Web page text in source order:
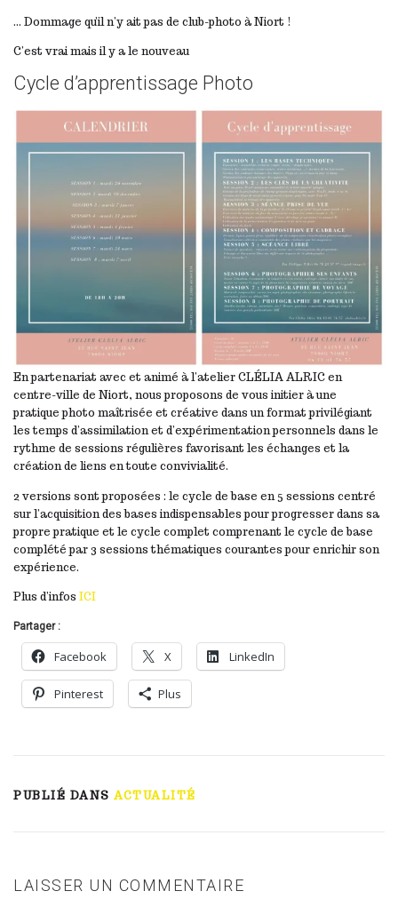
… Dommage qu’il n’y ait pas de club-photo à Niort !
C’est vrai mais il y a le nouveau
Cycle d’apprentissage Photo
En partenariat avec et animé à l’atelier CLÉLIA ALRIC en
centre-ville de Niort, nous proposons de vous initier à une
pratique photo maîtrisée et créative dans un format privilégiant
les temps d’assimilation et d’expérimentation personnels dans le
rythme de sessions régulières favorisant les échanges et la
création de liens en toute convivialité.
2 versions sont proposées : le cycle de base en 5 sessions centré
sur l’acquisition des bases indispensables pour progresser dans sa
propre pratique et le cycle complet comprenant le cycle de base
complété par 3 sessions thématiques courantes pour enrichir son
expérience.
Plus d’infos ICI
Partager :
Facebook X LinkedIn
Pinterest Plus
PUBLIÉ DANS ACTUALITÉ
LAISSER UN COMMENTAIRE